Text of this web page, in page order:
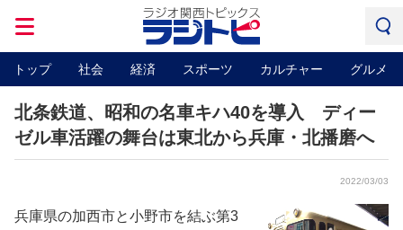
トップ 社会 経済 スポーツ カルチャー グルメ
北条鉄道、昭和の名車キハ40を導入 ディー
ゼル車活躍の舞台は東北から兵庫・北播磨へ
2022/03/03
兵庫県の加西市と小野市を結ぶ第3